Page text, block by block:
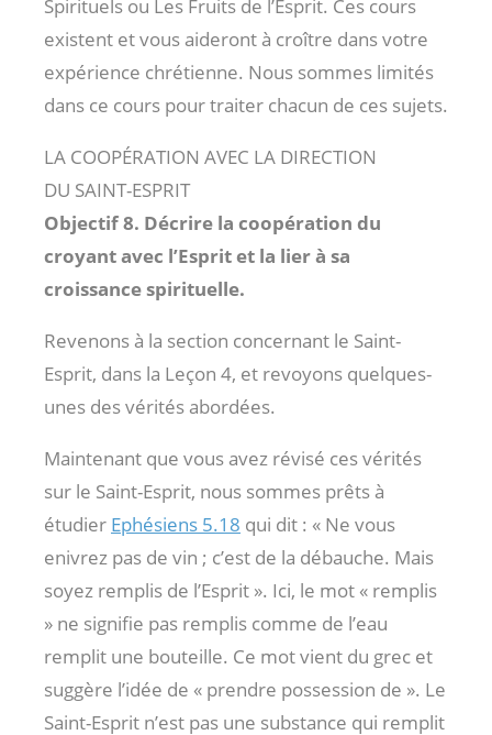
Spirituels ou Les Fruits de l’Esprit. Ces cours
existent et vous aideront à croître dans votre
expérience chrétienne. Nous sommes limités
dans ce cours pour traiter chacun de ces sujets.
LA COOPÉRATION AVEC LA DIRECTION
DU SAINT-ESPRIT
Objectif 8. Décrire la coopération du
croyant avec l’Esprit et la lier à sa
croissance spirituelle.
Revenons à la section concernant le Saint-
Esprit, dans la Leçon 4, et revoyons quelques-
unes des vérités abordées.
Maintenant que vous avez révisé ces vérités
sur le Saint-Esprit, nous sommes prêts à
étudier Ephésiens 5.18 qui dit : « Ne vous
enivrez pas de vin ; c’est de la débauche. Mais
soyez remplis de l’Esprit ». Ici, le mot « remplis
» ne signifie pas remplis comme de l’eau
remplit une bouteille. Ce mot vient du grec et
suggère l’idée de « prendre possession de ». Le
Saint-Esprit n’est pas une substance qui remplit